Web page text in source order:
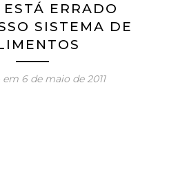
ERRADO
SISTEMA DE
em 6 de maio de 2011